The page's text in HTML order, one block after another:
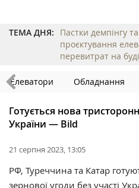
ТЕМА ДНЯ:
Пастки демпінгу
проєктування
перевитрат на
Елеватори Обладнання
Готується нова
України — Bild
21 серпня 2023, 13:05
РФ, Туреччина та Катар
зернової угоди без участі